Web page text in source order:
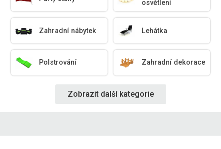
osvětlení
Zahradní nábytek Lehátka
Polstrování Zahradní dekorace
Zobrazit další kategorie